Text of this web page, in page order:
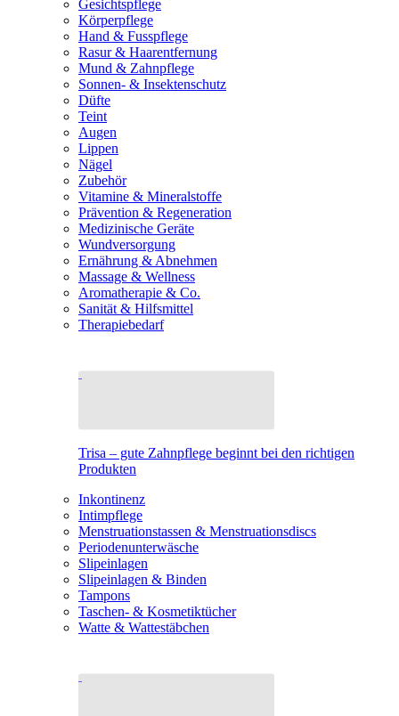
Gesichtspflege
Körperpflege
Hand & Fusspflege
Rasur & Haarentfernung
Mund & Zahnpflege
Sonnen- & Insektenschutz
Düfte
Teint
Augen
Lippen
Nägel
Zubehör
Vitamine & Mineralstoffe
Prävention & Regeneration
Medizinische Geräte
Wundversorgung
Ernährung & Abnehmen
Massage & Wellness
Aromatherapie & Co.
Sanität & Hilfsmittel
Therapiebedarf
Trisa – gute Zahnpflege beginnt bei den richtigen
Produkten
Inkontinenz
Intimpflege
Menstruationstassen & Menstruationsdiscs
Periodenunterwäsche
Slipeinlagen
Slipeinlagen & Binden
Tampons
Taschen- & Kosmetiktücher
Watte & Wattestäbchen